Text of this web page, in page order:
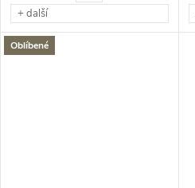
+ další
Oblíbené